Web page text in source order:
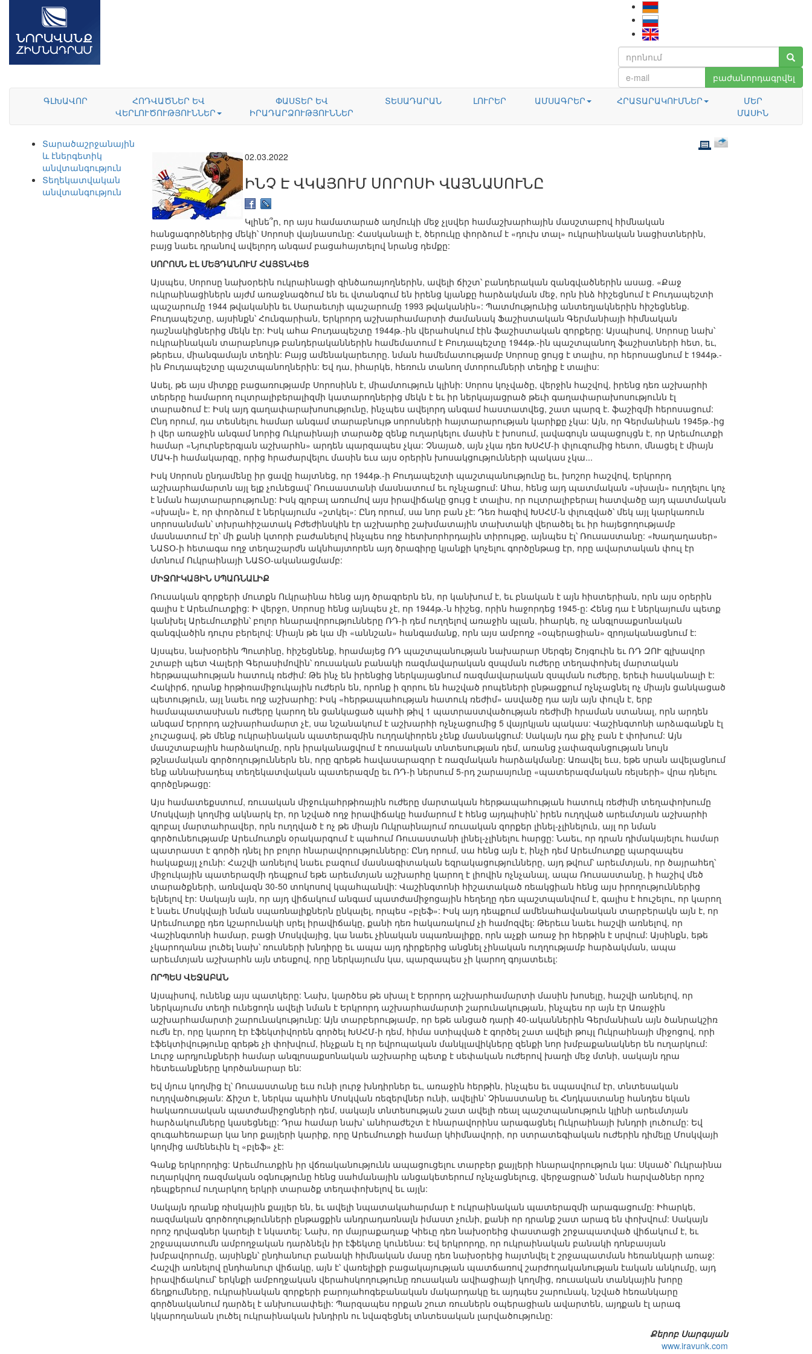
բաժանորդագրվել
ԳԼԽԱՎՈՐ
ՀՈԴՎԱԾՆԵՐ ԵՎ
ՎԵՐԼՈՒԾՈՒԹՅՈՒՆՆԵՐ
ՓԱՍՏԵՐ ԵՎ
ԻՐԱԴԱՐՁՈՒԹՅՈՒՆՆԵՐ
ՏԵՍԱԴԱՐԱՆ ԼՈՒՐԵՐ ԱՄՍԱԳՐԵՐ ՀՐԱՏԱՐԱԿՈՒՄՆԵՐ
ՄԵՐ
ՄԱՍԻՆ
Տարածաշրջանային
և էներգետիկ
անվտանգություն
Տեղեկատվական
անվտանգություն
02.03.2022
ԻՆՉ Է ՎԿԱՅՈՒՄ ՍՈՐՈՍԻ ՎԱՅՆԱՍՈՒՆԸ
Կլինե՞ր, որ այս համատարած աղմուկի մեջ չլսվեր համաշխարհային մասշտաբով հիմնական
հանցագործներից մեկի՝ Սորոսի վայնասունը: Հասկանալի է, ծերուկը փորձում է «դուխ տալ» ուկրաինական նացիստներին,
բայց նաեւ դրանով ավելորդ անգամ բացահայտելով նրանց դեմքը:
ՍՈՐՈՍՆ ԷԼ ՄԵՅԴԱՆՈՒՄ ՀԱՅՏՆՎԵՑ
Այսպես, Սորոսը նախօրեին ուկրաինացի զինծառայողներին, ավելի ճիշտ՝ բանդերական զանգվածներին ասաց. «Քաջ
ուկրաինացիներն այժմ առաջնագծում են եւ վտանգում են իրենց կյանքը հարձակման մեջ, որն ինձ հիշեցնում է Բուդապեշտի
պաշարումը 1944 թվականին եւ Սարաեւոյի պաշարումը 1993 թվականին»: Պատմությունից անտեղյակներին հիշեցնենք.
Բուդապեշտը, այսինքն՝ Հունգարիան, Երկրորդ աշխարհամարտի ժամանակ Ֆաշիստական Գերմանիայի հիմնական
դաշնակիցներից մեկն էր: Իսկ ահա Բուդապեշտը 1944թ.-ին վերահսկում էին ֆաշիստական զորքերը: Այսպիսով, Սորոսը նախ՝
ուկրաինական տարաբնույթ բանդերականներին համեմատում է Բուդապեշտը 1944թ.-ին պաշտպանող ֆաշիստների հետ, եւ,
թերեւս, միանգամայն տեղին: Բայց ամենակարեւորը. նման համեմատությամբ Սորոսը ցույց է տալիս, որ հերոսացնում է 1944թ.-
ին Բուդապեշտը պաշտպանողներին: Եվ դա, իհարկե, հեռուն տանող մտորումների տեղիք է տալիս:
Ասել, թե այս միտքը բացառությամբ Սորոսինն է, միամտություն կլինի: Սորոս կոչվածը, վերջին հաշվով, իրենց դեռ աշխարհի
տերերը համարող ուլտրալիբերալիզմի կատարողներից մեկն է եւ իր ներկայացրած թեւի գաղափարախոսությունն էլ
տարածում է: Իսկ այդ գաղափարախոսությունը, ինչպես ավելորդ անգամ հաստատվեց, շատ պարզ է. ֆաշիզմի հերոսացում:
Ընդ որում, դա տեսնելու համար անգամ տարաբնույթ սորոսների հայտարարության կարիքը չկա: Այն, որ Գերմանիան 1945թ.-ից
ի վեր առաջին անգամ նորից Ուկրաինայի տարածք զենք ուղարկելու մասին է խոսում, լավագույն ապացույցն է, որ Արեւմուտքի
համար «Նյուրնբերգյան աշխարհն» արդեն պարզապես չկա: Չնայած, այն չկա դեռ ԽՍՀՄ-ի փլուզումից հետո, մնացել է միայն
ՄԱԿ-ի համակարգը, որից հրաժարվելու մասին եւս այս օրերին խոսակցությունների պակաս չկա...
Իսկ Սորոսն ընդամենը իր ցավը հայտնեց, որ 1944թ.-ի Բուդապեշտի պաշտպանությունը եւ, խոշոր հաշվով, Երկրորդ
աշխարհամարտն այլ ելք չունեցավ՝ Ռուսաստանի մասնատում եւ ոչնչացում: Ահա, հենց այդ պատմական «սխալն» ուղղելու կոչ
է նման հայտարարությունը: Իսկ գլոբալ առումով այս իրավիճակը ցույց է տալիս, որ ուլտրալիբերալ հատվածը այդ պատմական
«սխալն» է, որ փորձում է ներկայումս «շտկել»: Ընդ որում, սա նոր բան չէ: Դեռ հազիվ ԽՍՀՄ-ն փլուզված՝ մեկ այլ կարկառուն
սորոսանման՝ տխրահիշատակ Բժեժինսկին էր աշխարհը շախմատային տախտակի վերածել եւ իր հայեցողությամբ
մասնատում էր՝ մի քանի կտորի բաժանելով ինչպես ողջ հետխորհրդային տիրույթը, այնպես էլ՝ Ռուսաստանը: «Խաղաղասեր»
ՆԱՏՕ-ի հետագա ողջ տեղաշարժն ակնհայտորեն այդ ծրագիրը կյանքի կոչելու գործընթաց էր, որը ավարտական փուլ էր
մտնում Ուկրաինայի ՆԱՏՕ-ականացմամբ:
ՄԻՋՈՒԿԱՅԻՆ ՍՊԱՌՆԱԼԻՔ
Ռուսական զորքերի մուտքն Ուկրաինա հենց այդ ծրագրերն են, որ կանխում է, եւ բնական է այն հիստերիան, որն այս օրերին
գալիս է Արեւմուտքից: Ի վերջո, Սորոսը հենց այնպես չէ, որ 1944թ.-ն հիշեց, որին հաջորդեց 1945-ը: Հենց դա է ներկայումս պետք
կանխել Արեւմուտքին՝ բոլոր հնարավորությունները ՌԴ-ի դեմ ուղղելով առաջին պլան, իհարկե, ոչ անգլոսաքսոնական
զանգվածին դուրս բերելով: Միայն թե կա մի «աննշան» հանգամանք, որն այս ամբողջ «օպերացիան» զրոյականացնում է:
Այսպես, նախօրեին Պուտինը, հիշեցնենք, հրամայեց ՌԴ պաշտպանության նախարար Սերգեյ Շոյգուին եւ ՌԴ ԶՈՒ գլխավոր
շտաբի պետ Վալերի Գերասիմովին՝ ռուսական բանակի ռազմավարական զսպման ուժերը տեղափոխել մարտական
հերթապահության հատուկ ռեժիմ: Թե ինչ են իրենցից ներկայացնում ռազմավարական զսպման ուժերը, երեւի հասկանալի է:
Հակիրճ, դրանք հրթիռամիջուկային ուժերն են, որոնք ի զորու են հաշված րոպեների ընթացքում ոչնչացնել ոչ միայն ցանկացած
պետություն, այլ նաեւ ողջ աշխարհը: Իսկ «հերթապահության հատուկ ռեժիմ» ասվածը դա այն այն փուլն է, երբ
համապատասխան ուժերը կարող են ցանկացած պահի թիվ 1 պատրաստվածության ռեժիմի հրաման ստանալ, որն արդեն
անգամ Երրորդ աշխարհամարտ չէ, սա նշանակում է աշխարհի ոչնչացումից 5 վայրկյան պակաս: Վաշինգտոնի արձագանքն էլ
չուշացավ, թե մենք ուկրաինական պատերազմին ուղղակիորեն չենք մասնակցում: Սակայն դա քիչ բան է փոխում: Այն
մասշտաբային հարձակումը, որն իրականացվում է ռուսական տնտեսության դեմ, առանց չափազանցության նույն
թշնամական գործողություններն են, որը գրեթե հավասարազոր է ռազմական հարձակմանը: Առավել եւս, եթե սրան ավելացնում
ենք աննախադեպ տեղեկատվական պատերազմը եւ ՌԴ-ի ներսում 5-րդ շարասյունը «պատերազմական ռելսերի» վրա դնելու
գործընթացը:
Այս համատեքստում, ռուսական միջուկահրթիռային ուժերը մարտական հերթապահության հատուկ ռեժիմի տեղափոխումը
Մոսկվայի կողմից ակնարկ էր, որ նշված ողջ իրավիճակը համարում է հենց այդպիսին՝ իրեն ուղղված արեւմտյան աշխարհի
գլոբալ մարտահրավեր, որն ուղղված է ոչ թե միայն Ուկրաինայում ռուսական զորքեր լինել-չլինելուն, այլ որ նման
գործունեությամբ Արեւմուտքն օրակարգում է պահում Ռուսաստանի լինել-չլինելու հարցը: Նաեւ, որ դրան դիմակայելու համար
պատրաստ է գործի դնել իր բոլոր հնարավորությունները: Ընդ որում, սա հենց այն է, ինչի դեմ Արեւմուտքը պարզապես
հակաքայլ չունի: Հաշվի առնելով նաեւ բազում մասնագիտական եզրակացությունները, այդ թվում՝ արեւմտյան, որ ծայրահեղ՝
միջուկային պատերազմի դեպքում եթե արեւմտյան աշխարհը կարող է լիովին ոչնչանալ, ապա Ռուսաստանը, ի հաշիվ մեծ
տարածքների, առնվազն 30-50 տոկոսով կպահպանվի: Վաշինգտոնի հիշատակած ռեակցիան հենց այս իրողություններից
ելնելով էր: Սակայն այն, որ այդ վիճակում անգամ պատժամիջոցային հեղեղը դեռ պաշտպանվում է, գալիս է հուշելու, որ կարող
է նաեւ Մոսկվայի նման սպառնալիքներն ընկալել, որպես «բլեֆ»: Իսկ այդ դեպքում ամենահավանական տարբերակն այն է, որ
Արեւմուտքը դեռ կշարունակի սրել իրավիճակը, քանի դեռ հակառակում չի համոզվել: Թերեւս նաեւ հաշվի առնելով, որ
Վաշինգտոնի համար, բացի Մոսկվայից, կա նաեւ չինական սպառնալիքը, որն աչքի առաջ իր հերթին է սրվում: Այսինքն, եթե
չկարողանա լուծել նախ՝ ռուսների խնդիրը եւ ապա այդ դիրքերից անցնել չինական ուղղությամբ հարձակման, ապա
արեւմտյան աշխարհն այն տեսքով, որը ներկայումս կա, պարզապես չի կարող գոյատեւել:
ՈՐՊԵՍ ՎԵՋԱԲԱՆ
Այսպիսով, ունենք այս պատկերը: Նախ, կարծես թե սխալ է Երրորդ աշխարհամարտի մասին խոսելը, հաշվի առնելով, որ
ներկայումս տեղի ունեցողն ավելի նման է Երկրորդ աշխարհամարտի շարունակության, ինչպես որ այն էր Առաջին
աշխարհամարտի շարունակությունը: Այն տարբերությամբ, որ եթե անցած դարի 40-ականներին Գերմանիան այն ծանրակշիռ
ուժն էր, որը կարող էր էֆեկտիվորեն գործել ԽՍՀՄ-ի դեմ, հիմա ստիպված է գործել շատ ավելի թույլ Ուկրաինայի միջոցով, որի
էֆեկտիվությունը գրեթե չի փոխվում, ինչքան էլ որ եվրոպական մանկլավիկները զենքի նոր խմբաքանակներ են ուղարկում:
Լուրջ արդյունքների համար անգլոսաքսոնական աշխարհը պետք է սեփական ուժերով խաղի մեջ մտնի, սակայն դրա
հետեւանքները կործանարար են:
Եվ մյուս կողմից էլ՝ Ռուսաստանը եւս ունի լուրջ խնդիրներ եւ, առաջին հերթին, ինչպես եւ սպասվում էր, տնտեսական
ուղղվածության: Ճիշտ է, ներկա պահին Մոսկվան ռեզերվներ ունի, ավելին՝ Չինաստանը եւ Հնդկաստանը հանդես եկան
հակառուսական պատժամիջոցների դեմ, սակայն տնտեսության շատ ավելի ռեալ պաշտպանություն կլինի արեւմտյան
հարձակումները կասեցնելը: Դրա համար նախ՝ անհրաժեշտ է հնարավորինս արագացնել Ուկրաինայի խնդրի լուծումը: Եվ
զուգահեռաբար կա նոր քայլերի կարիք, որը Արեւմուտքի համար կհիմնավորի, որ ստրատեգիական ուժերին դիմելը Մոսկվայի
կողմից ամենեւին էլ «բլեֆ» չէ:
Գանք երկրորդից: Արեւմուտքին իր վճռականությունն ապացուցելու տարբեր քայլերի հնարավորություն կա: Սկսած՝ Ուկրաինա
ուղարկվող ռազմական օգնությունը հենց սահմանային անցակետերում ոչնչացնելուց, վերջացրած՝ նման հարվածներ որոշ
դեպքերում ուղարկող երկրի տարածք տեղափոխելով եւ այլն:
Սակայն դրանք ռիսկային քայլեր են, եւ ավելի նպատակահարմար է ուկրաինական պատերազմի արագացումը: Իհարկե,
ռազմական գործողությունների ընթացքին անդրադառնալն իմաստ չունի, քանի որ դրանք շատ արագ են փոխվում: Սակայն
որոշ դրվագներ կարելի է նկատել: Նախ, որ մայրաքաղաք Կիեւը դեռ նախօրեից փաստացի շրջապատված վիճակում է, եւ
շրջապատումն ամբողջական դարձնելն իր էֆեկտը կունենա: Եվ երկրորդը, որ ուկրաինական բանակի դոնբասյան
խմբավորումը, այսինքն՝ ընդհանուր բանակի հիմնական մասը դեռ նախօրեից հայտնվել է շրջապատման հեռանկարի առաջ:
Հաշվի առնելով ընդհանուր վիճակը, այն է՝ վառելիքի բացակայության պատճառով շարժողականության էական անկումը, այդ
իրավիճակում՝ երկնքի ամբողջական վերահսկողությունը ռուսական ավիացիայի կողմից, ռուսական տանկային խորը
ճեղքումները, ուկրաինական զորքերի բարոյահոգեբանական մակարդակը եւ այդպես շարունակ, նշված հեռանկարը
գործնականում դարձել է անխուսափելի: Պարզապես որքան շուտ ռուսներն օպերացիան ավարտեն, այդքան էլ արագ
կկարողանան լուծել ուկրաինական խնդիրն ու նվազեցնել տնտեսական լարվածությունը:
Քերոբ Սարգսյան
www.iravunk.com